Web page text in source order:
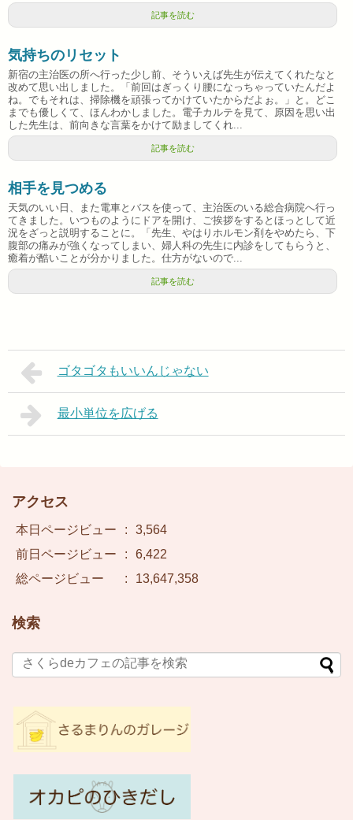
記事を読む
気持ちのリセット
新宿の主治医の所へ行った少し前、そういえば先生が伝えてくれたなと
改めて思い出しました。「前回はぎっくり腰になっちゃっていたんだよ
ね。でもそれは、掃除機を頑張ってかけていたからだよぉ。」と。どこ
までも優しくて、ほんわかしました。電子カルテを見て、原因を思い出
した先生は、前向きな言葉をかけて励ましてくれ...
記事を読む
相手を見つめる
天気のいい日、また電車とバスを使って、主治医のいる総合病院へ行っ
てきました。いつものようにドアを開け、ご挨拶をするとほっとして近
況をざっと説明することに。「先生、やはりホルモン剤をやめたら、下
腹部の痛みが強くなってしまい、婦人科の先生に内診をしてもらうと、
癒着が酷いことが分かりました。仕方がないので...
記事を読む
ゴタゴタもいいんじゃない
最小単位を広げる
アクセス
本日ページビュー :
3,564
前日ページビュー
:
6,422
総ページビュー
: 13,647,358
検索